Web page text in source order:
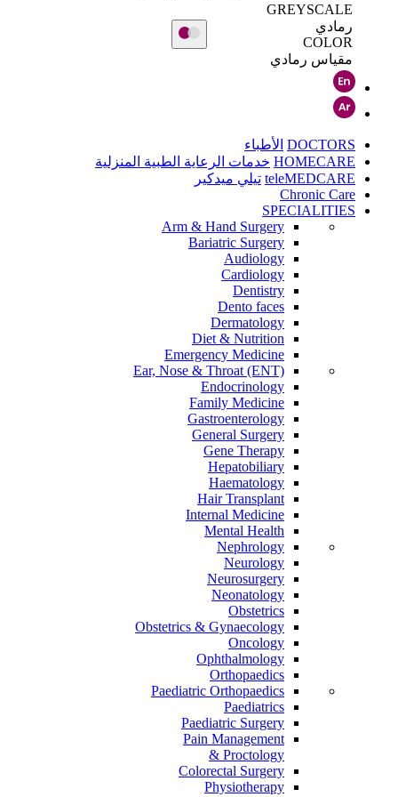
GREYSCALE
رمادي
COLOR
مقياس رمادي
DOCTORS الأطباء
HOMECARE خدمات الرعاية الطبية المنزلية
teleMEDCARE تيلي ميدكير
Chronic Care
SPECIALITIES
Arm & Hand Surgery
Bariatric Surgery
Audiology
Cardiology
Dentistry
Dento faces
Dermatology
Diet & Nutrition
Emergency Medicine
Ear, Nose & Throat (ENT)
Endocrinology
Family Medicine
Gastroenterology
General Surgery
Gene Therapy
Hepatobiliary
Haematology
Hair Transplant
Internal Medicine
Mental Health
Nephrology
Neurology
Neurosurgery
Neonatology
Obstetrics
Obstetrics & Gynaecology
Oncology
Ophthalmology
Orthopaedics
Paediatric Orthopaedics
Paediatrics
Paediatric Surgery
Pain Management
Proctology &
Colorectal Surgery
Physiotherapy